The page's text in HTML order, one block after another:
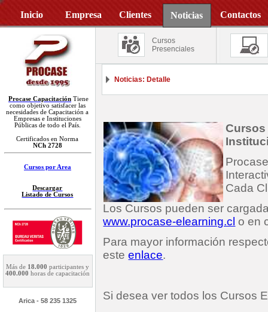
Inicio Empresa Clientes Noticias Contactos
Procase Capacitación Tiene
como objetivo satisfacer las
necesidades de Capacitación a
Empresas e Instituciones
Públicas de todo el País.
Certificados en Norma
NCh 2728
Cursos por Area
Descargar
Listado de Cursos
Más de 18.000 participantes y
400.000 horas de capacitación
Arica - 58 235 1325
Cursos
Presenciales
Noticias: Detalle
Cursos
Cada
Los Cursos pueden ser
www.procase-elearning.cl o en
Para mayor información
esteenlace.
Si desea ver todos los Cursos